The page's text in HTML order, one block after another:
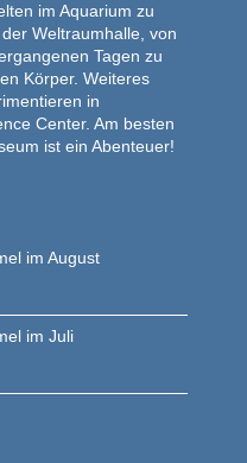
im Aquarium zu
Weltraumhalle, von
Tagen zu
Körper. Weiteres
in
Center. Am besten
ist ein Abenteuer!
im August
im Juli